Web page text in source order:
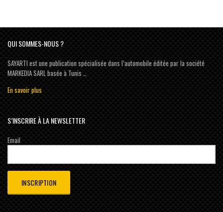
QUI SOMMES-NOUS ?
SAYARTI est une publication spécialisée dans l’automobile éditée par la société
MARKEDIA SARL basée à Tunis …
En savoir plus
S’INSCRIRE À LA NEWSLETTER
Email